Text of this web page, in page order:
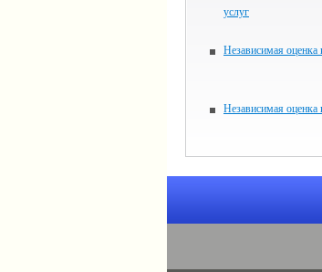
услуг
Независимая оценка
Независимая